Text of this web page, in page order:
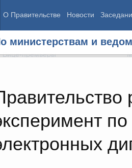
О Правительстве Новости
министерствам и
Председатель Правительства
Вице-премьеры
Демография
Здоровье
Культура